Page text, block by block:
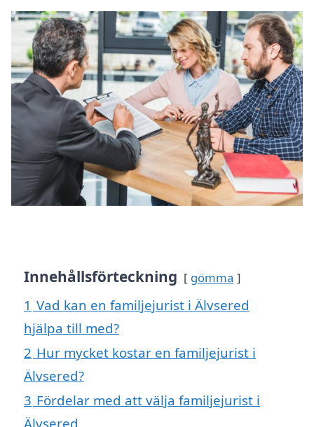
Innehållsförteckning gömma
1 Vad kan en familjejurist i Älvsered
hjälpa till med?
2 Hur mycket kostar en familjejurist i
Älvsered?
3 Fördelar med att välja familjejurist i
Älvsered